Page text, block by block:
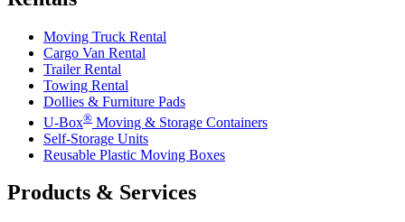
Moving Truck Rental
Cargo Van Rental
Trailer Rental
Towing Rental
Dollies & Furniture Pads
U-Box® Moving & Storage Containers
Self-Storage Units
Reusable Plastic Moving Boxes
Products & Services